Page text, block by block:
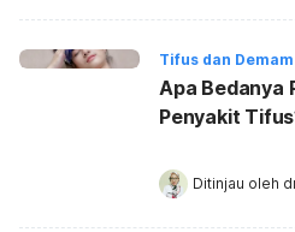
Tifus dan
Apa Bedanya
Penyakit
Ditinjau oleh